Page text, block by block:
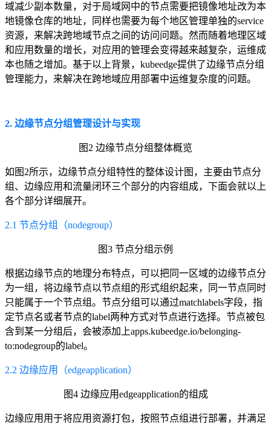
域减少副本数量，对于局域网中的节点需要把镜像地址改为本
地镜像仓库的地址，同样也需要为每个地区管理单独的service
资源，来解决跨地域节点之间的访问问题。然而随着地理区域
和应用数量的增长，对应用的管理会变得越来越复杂，运维成
本也随之增加。基于以上背景，kubeedge提供了边缘节点分组
管理能力，来解决在跨地域应用部署中运维复杂度的问题。
2. 边缘节点分组管理设计与实现
图2 边缘节点分组整体概览
如图2所示，边缘节点分组特性的整体设计图，主要由节点分
组、边缘应用和流量闭环三个部分的内容组成，下面会就以上
各个部分详细展开。
2.1 节点分组（nodegroup）
图3 节点分组示例
根据边缘节点的地理分布特点，可以把同一区域的边缘节点分
为一组，将边缘节点以节点组的形式组织起来，同一节点同时
只能属于一个节点组。节点分组可以通过matchlabels字段，指
定节点名或者节点的label两种方式对节点进行选择。节点被包
含到某一分组后，会被添加上apps.kubeedge.io/belonging-
to:nodegroup的label。
2.2 边缘应用（edgeapplication）
图4 边缘应用edgeapplication的组成
边缘应用用于将应用资源打包， 按照节点组进行部署， 并满足